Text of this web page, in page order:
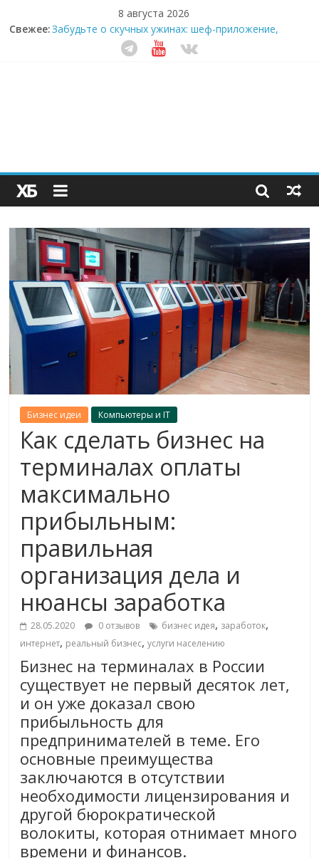
8 августа 2026
Свежее:Забудьте о скучных ужинах: шеф-приложение,
которое видит вашу еду насквозь
Небо зовёт: как бизнес на полётах дронов и
Секрет супергидратации: почему кокосовая вода с
пребиотиками становится главным трендом
здорового питания
Бизнес идеи Компьютеры и IT
Как сделать бизнес на
терминалах оплаты
максимально
прибыльным:
правильная
организация дела и
нюансы заработка
28.05.2020 0 отзывов бизнес идея, заработок,
интернет, реальный бизнес,услуги населению
Бизнес на терминалах в России
существует не первый десяток лет,
и он уже доказал свою
прибыльность для
предпринимателей в теме. Его
основные преимущества
заключаются в отсутствии
необходимости лицензирования и
другой бюрократической
волокиты, которая отнимает много
времени и финансов.